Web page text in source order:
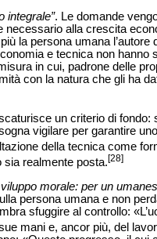
integrale”. Le domande
necessario alla crescita
la persona umana
e tecnica non hanno
in cui, padrone delle
con la natura che gli ha
un criterio di fondo:
vigilare per garantire
della tecnica come
sia realmente posta.[28]
morale: per un
persona umana e non
sfuggire al controllo:
mani e, ancor più, del